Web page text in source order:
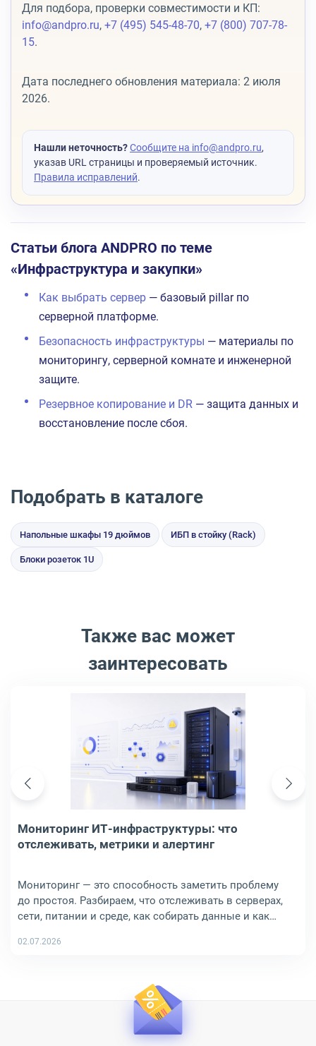
Для подбора, проверки совместимости и КП:
info@andpro.ru, +7 (495) 545-48-70, +7 (800) 707-78-
15.
Дата последнего обновления материала: 2 июля
2026.
Нашли неточность?Сообщите на info@andpro.ru,
указав URL страницы и проверяемый источник.
Правила исправлений.
Статьи блога ANDPRO по теме
«Инфраструктура и закупки»
Как выбрать сервер — базовый pillar по
серверной платформе.
Безопасность инфраструктуры — материалы по
мониторингу, серверной комнате и инженерной
защите.
Резервное копирование и DR — защита данных и
восстановление после сбоя.
Подобрать в каталоге
Напольные шкафы 19 дюймов ИБП в стойку (Rack)
Блоки розеток 1U
Также вас может
заинтересовать
Мониторинг ИТ-инфраструктуры: что
отслеживать, метрики и алертинг
Мониторинг — это способность заметить проблему
до простоя. Разбираем, что отслеживать в серверах,
сети, питании и среде, как собирать данные и как
02.07.2026